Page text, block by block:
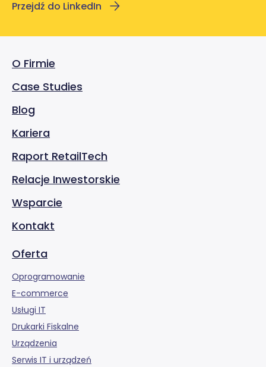
Przejdź do LinkedIn
O Firmie
Case Studies
Blog
Kariera
Raport RetailTech
Relacje Inwestorskie
Wsparcie
Kontakt
Oferta
Oprogramowanie
E-commerce
Usługi IT
Drukarki Fiskalne
Urządzenia
Serwis IT i urządzeń